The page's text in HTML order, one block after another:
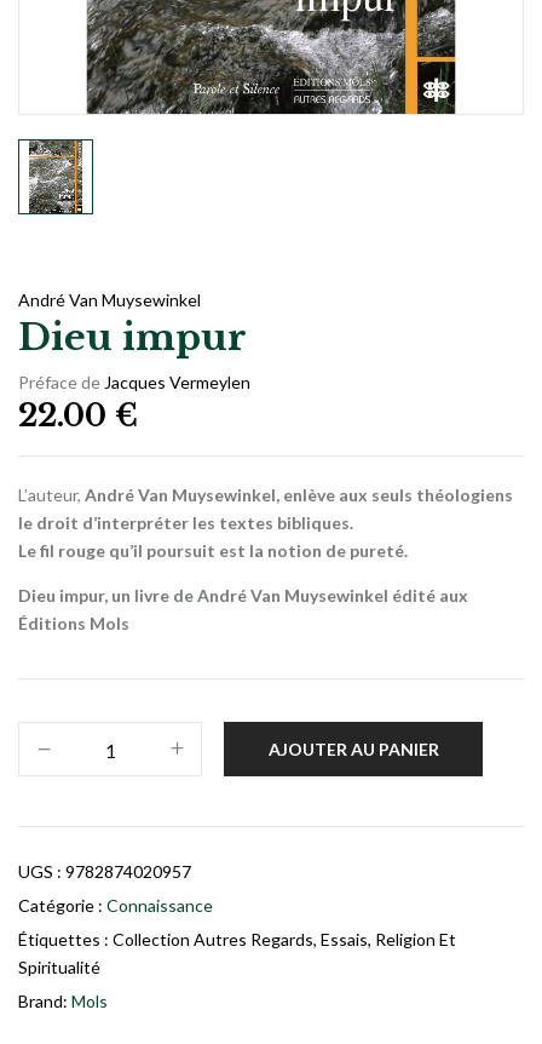
André Van Muysewinkel
Dieu impur
Préface de Jacques Vermeylen
22.00 €
L’auteur, André Van Muysewinkel, enlève aux seuls théologiens
le droit d’interpréter les textes bibliques.
Le fil rouge qu’il poursuit est la notion de pureté.
Dieu impur, un livre de André Van Muysewinkel édité aux
Éditions Mols
AJOUTER AU PANIER
UGS : 9782874020957
Catégorie : Connaissance
Étiquettes : Collection Autres Regards, Essais, Religion Et
Spiritualité
Brand: Mols